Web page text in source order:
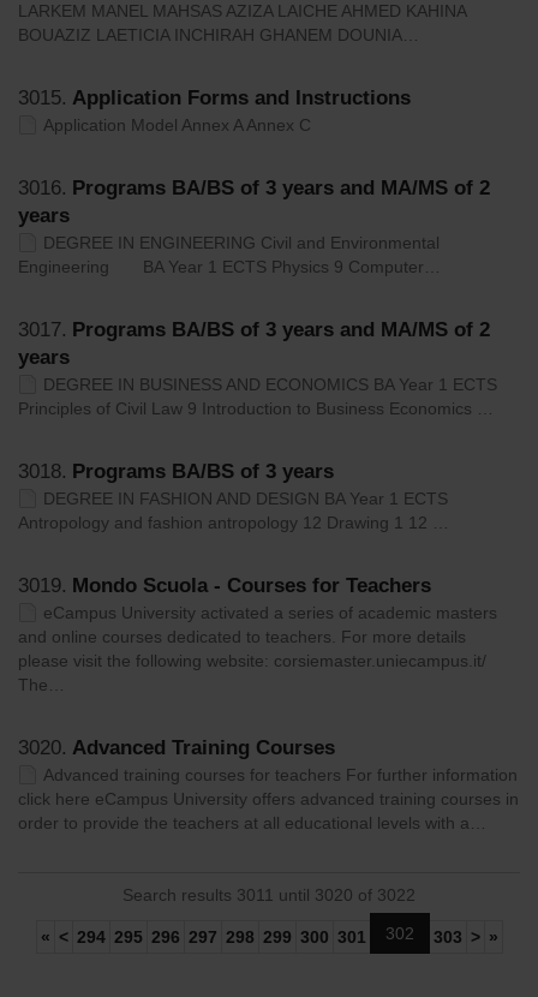
LARKEM MANEL MAHSAS AZIZA LAICHE AHMED KAHINA
BOUAZIZ LAETICIA INCHIRAH GHANEM DOUNIA…
3015. Application Forms and Instructions
Application Model Annex A Annex C
3016. Programs BA/BS of 3 years and MA/MS of 2
years
DEGREE IN ENGINEERING Civil and Environmental
Engineering BA Year 1 ECTS Physics 9 Computer…
3017. Programs BA/BS of 3 years and MA/MS of 2
years
DEGREE IN BUSINESS AND ECONOMICS BA Year 1 ECTS
Principles of Civil Law 9 Introduction to Business Economics …
3018. Programs BA/BS of 3 years
DEGREE IN FASHION AND DESIGN BA Year 1 ECTS
Antropology and fashion antropology 12 Drawing 1 12 …
3019. Mondo Scuola - Courses for Teachers
eCampus University activated a series of academic masters
and online courses dedicated to teachers. For more details
please visit the following website: corsiemaster.uniecampus.it/
The…
3020. Advanced Training Courses
Advanced training courses for teachers For further information
click here eCampus University offers advanced training courses in
order to provide the teachers at all educational levels with a…
Search results 3011 until 3020 of 3022
« < 294 295 296 297 298 299 300 301 302 303 > »